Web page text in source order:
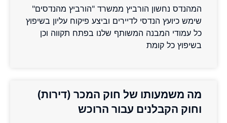
המהנדס נחשון הורביץ ממשרד "הורביץ מהנדסים"
שימש כיועץ הנדסי לדיירים וביצע פיקוח עליון בשיפוץ
כל עמודי המבנה המשותף שלנו בפתח תקווה וכן
בשיפוץ כל קומת
מה משמעותו של חוק המכר (דירות)
וחוק הקבלנים עבור הרוכש